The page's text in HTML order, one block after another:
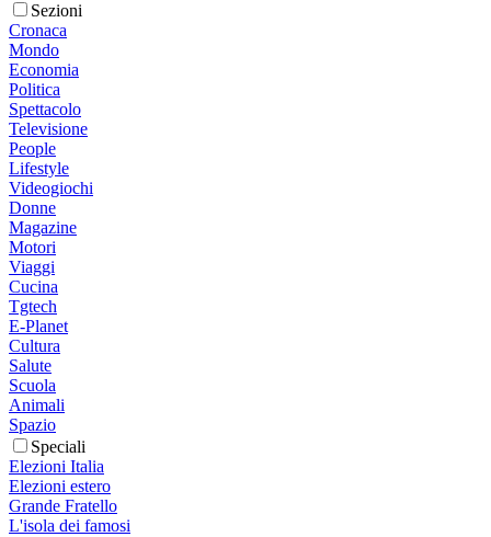
Sezioni
Cronaca
Mondo
Economia
Politica
Spettacolo
Televisione
People
Lifestyle
Videogiochi
Donne
Magazine
Motori
Viaggi
Cucina
Tgtech
E-Planet
Cultura
Salute
Scuola
Animali
Spazio
Speciali
Elezioni Italia
Elezioni estero
Grande Fratello
L'isola dei famosi